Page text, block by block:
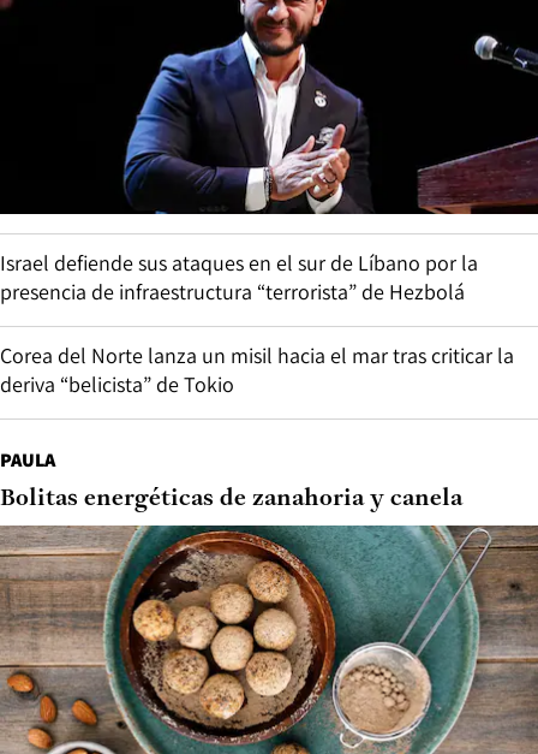
Israel defiende sus ataques en el sur de Líbano por la
presencia de infraestructura “terrorista” de Hezbolá
Corea del Norte lanza un misil hacia el mar tras criticar la
deriva “belicista” de Tokio
PAULA
Bolitas energéticas de zanahoria y canela